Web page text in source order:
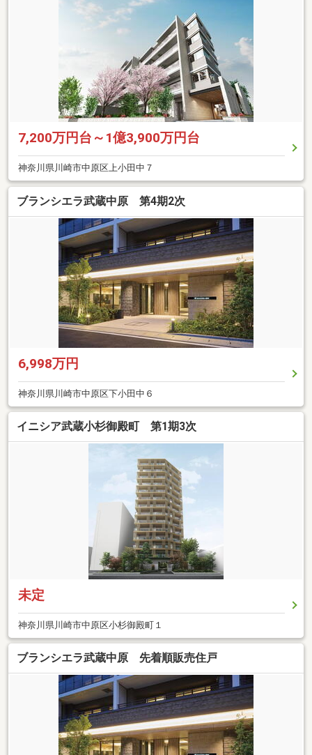
7,200万円台～1億3,900万円台
神奈川県川崎市中原区上小田中７
ブランシエラ武蔵中原 第4期2次
6,998万円
神奈川県川崎市中原区下小田中６
イニシア武蔵小杉御殿町 第1期3次
未定
神奈川県川崎市中原区小杉御殿町１
ブランシエラ武蔵中原 先着順販売住戸